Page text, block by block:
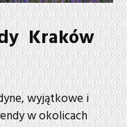
Kraków
wyjątkowe i
w okolicach